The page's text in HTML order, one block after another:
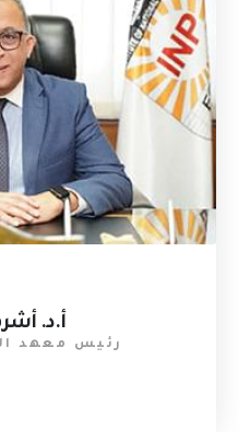
أ.د.
رئيس معهد